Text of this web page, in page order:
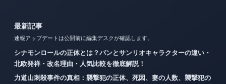
最新記事
速報アップデートは公開前に編集デスクが確認します。
シナモンロールの正体とは？パンとサンリオキャラクターの違い・
北欧発祥・改名理由・人気比較を徹底解説！
力道山刺殺事件の真相：襲撃犯の正体、死因、妻の人数、襲撃犯の